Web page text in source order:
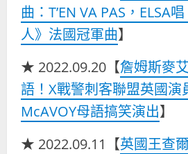
曲：T’EN VA PAS，ELSA
人》法國冠軍曲】
★ 2022.09.20【詹姆斯麥
語！X戰警刺客聯盟英國演
McAVOY母語搞笑演出】
★ 2022.09.11【英國王查